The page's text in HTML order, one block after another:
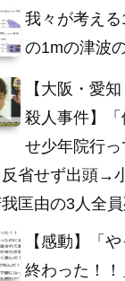
我々が考え
の1mの津波
【大阪・愛
殺人事件】
せ少年院行っ
反省せず出頭→
匡由の3人全員
【感動】「
終わった！